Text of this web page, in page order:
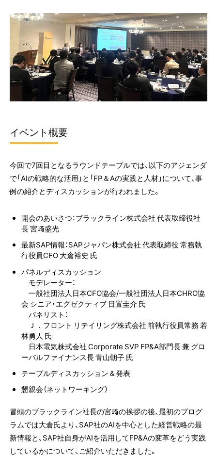
イベント概要
今回で7回目となるラウンドテーブルでは、以下のアジェンダ
で「AIの戦略的な活用」と「FP＆Aの実践と人材」について、事
例の紹介とディスカッションが行われました。
開会のあいさつ：ブラックライン株式会社 代表取締役社
長 宮﨑盛光
最新SAP情報：SAPジャパン株式会社​ 代表取締役 常務執
行役員CFO 大倉裕史 氏
パネルディスカッション
モデレーター：
一般社団法人日本CFO協会/​一般社団法人日本CHRO協
会​ シニア・エグゼクティブ 日置圭介 氏
パネリスト ：
Ｊ．フロント リテイリング株式会社 前執行役員常務 若
林勇人 氏
日本電気株式会社 Corporate SVP FP&A部門長 兼 グロ
ーバルファイナンス長 青山朝子 氏​
テーブルディスカッション＆発表
懇親会（ネットワーキング）
冒頭のブラックライン社長の宮﨑の挨拶の後、最初のプログ
ラムでは大倉氏より、SAP社のAIを中心とした経営戦略の最
新情報と、SAP社自身がAIを活用してFP&Aの変革をどう実践
しているかについて、ご紹介いただきました。